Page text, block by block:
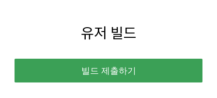
유저 빌드